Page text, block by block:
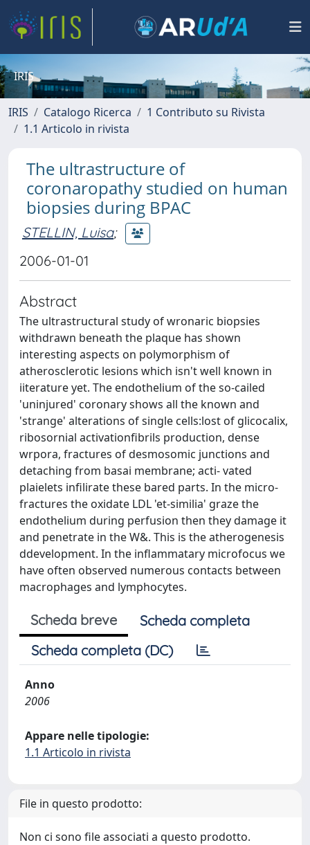
IRIS
IRIS Catalogo Ricerca
1 Contributo su Rivista
1.1 Articolo in rivista
The ultrastructure of
coronaropathy studied on human
biopsies during BPAC
STELLIN, Luisa;
2006-01-01
Abstract
The ultrastructural study of wronaric biopsies
withdrawn beneath the plaque has shown
interesting aspects on polymorphism of
atherosclerotic lesions which isn't well known in
iiterature yet. The endothelium of the so-cailed
'uninjured' coronary shows all the known and
'strange' alterations of single cells:lost of glicocalix,
ribosornial activationfibrils production, dense
wrpora, fractures of desmosomic junctions and
detaching from basai membrane; acti- vated
plaielets infilirate these bared parts. In the micro-
fractures the oxidate LDL 'et-similia' graze the
endothelium during perfusion then they damage it
and penetrate in the W&. This is the atherogenesis
ddevelopment. In the inflammatary microfocus we
have often observed numerous contacts between
macrophages and lymphocytes.
Scheda breve
Scheda completa
Scheda completa (DC)
Anno
2006
Appare nelle tipologie:
1.1 Articolo in rivista
File in questo prodotto:
Non ci sono file associati a questo prodotto.